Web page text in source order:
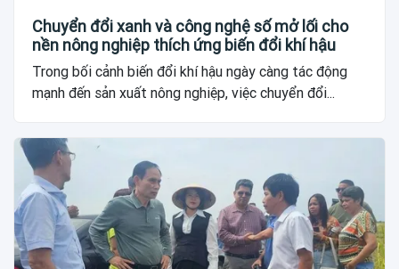
Chuyển đổi xanh và công nghệ số mở lối cho
nền nông nghiệp thích ứng biến đổi khí hậu
Trong bối cảnh biến đổi khí hậu ngày càng tác động
mạnh đến sản xuất nông nghiệp, việc chuyển đổi...